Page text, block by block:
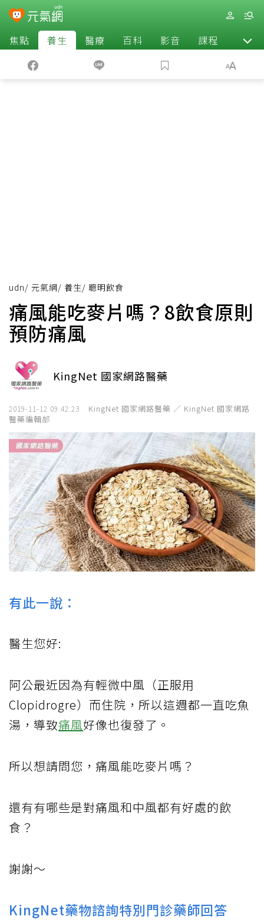
焦點 養生 醫療 百科 影音 課程 退休
udn/ 元氣網/ 養生/ 聰明飲食
痛風能吃麥片嗎？8飲食原則
預防痛風
KingNet 國家網路醫藥
2019-11-12 09:42:23
KingNet 國家網路醫藥 ／ KingNet 國家網路
醫藥編輯部
有此一說：
醫生您好:
阿公最近因為有輕微中風（正服用
Clopidrogre）而住院，所以這週都一直吃魚
湯，導致痛風好像也復發了。
所以想請問您，痛風能吃麥片嗎？
還有有哪些是對痛風和中風都有好處的飲
食？
謝謝～
KingNet藥物諮詢特別門診藥師回答